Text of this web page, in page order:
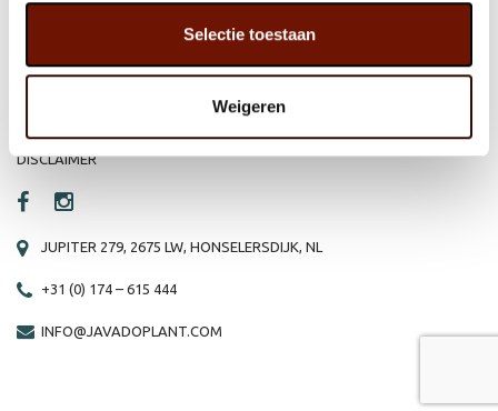
Selectie toestaan
Weigeren
REFERENTIES
VACATURE
PRIVACY STATEMENT
DISCLAIMER
JUPITER 279, 2675 LW, HONSELERSDIJK, NL
+31 (0) 174 – 615 444
INFO@JAVADOPLANT.COM